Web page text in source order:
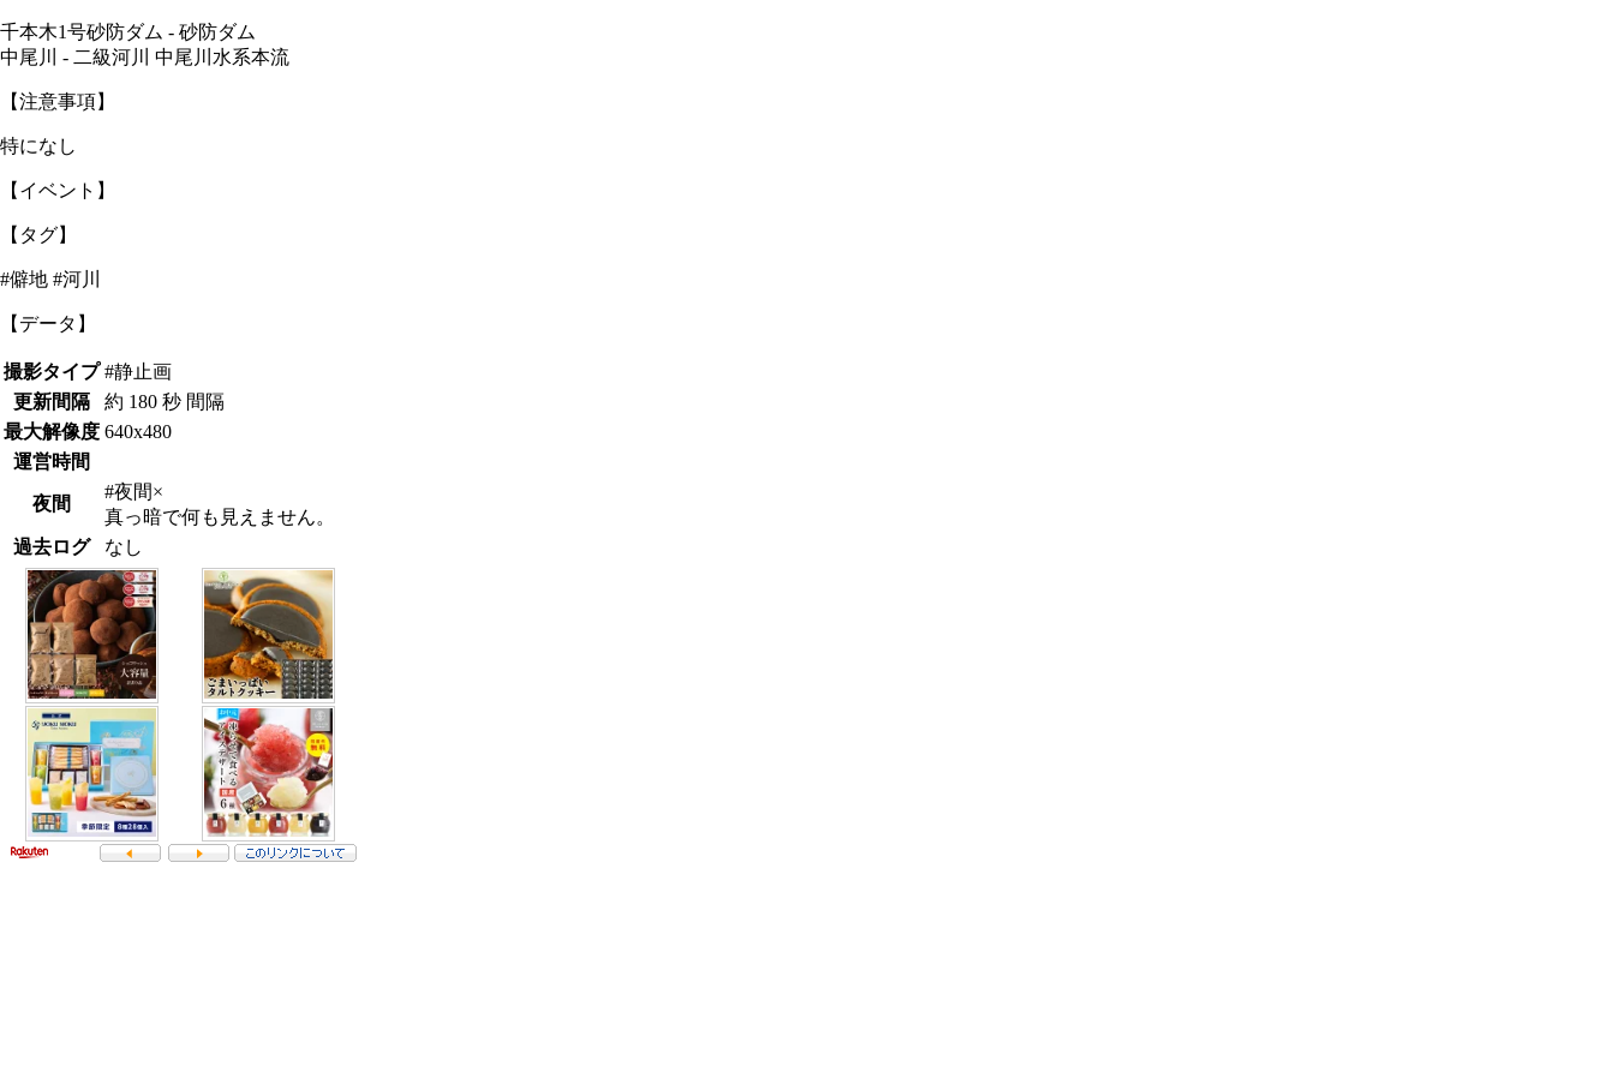
千本木1号砂防ダム - 砂防ダム
中尾川 - 二級河川 中尾川水系本流
【注意事項】
特になし
【イベント】
【タグ】
#僻地 #河川
【データ】
撮影タイプ #静止画
更新間隔
約 180 秒 間隔
最大解像度 640x480
運営時間
夜間
#夜間×
真っ暗で何も見えません。
過去ログ
なし